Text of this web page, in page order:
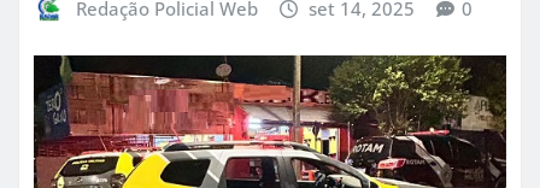
Redação Policial Web set 14, 2025 0